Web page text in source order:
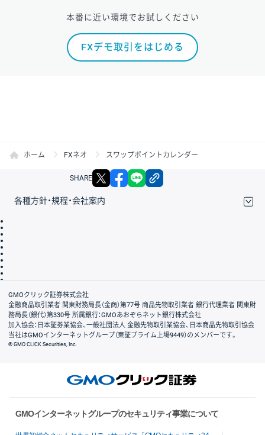
本番に近い環境でお試しください
FXデモ取引をはじめる
ホーム FXネオ スワップポイントカレンダー
SHARE X facebook
各種方針・規程・会社案内
会社案内
GMOクリック証券株式会社
金融商品取引業者 関東財務局長（金商）第77号 商品先物取引業者 銀行代理業者 関東財
務局長（銀代）第330号 所属銀行：GMOあおぞらネット銀行株式会社
加入協会：日本証券業協会、一般社団法人 金融先物取引業協会、日本商品先物取引協会
当社はGMOインターネットグループ（東証プライム上場9449）のメンバーです。
© GMO CLICK Securities, Inc.
GMOインターネットグループのセキュリティ事業について